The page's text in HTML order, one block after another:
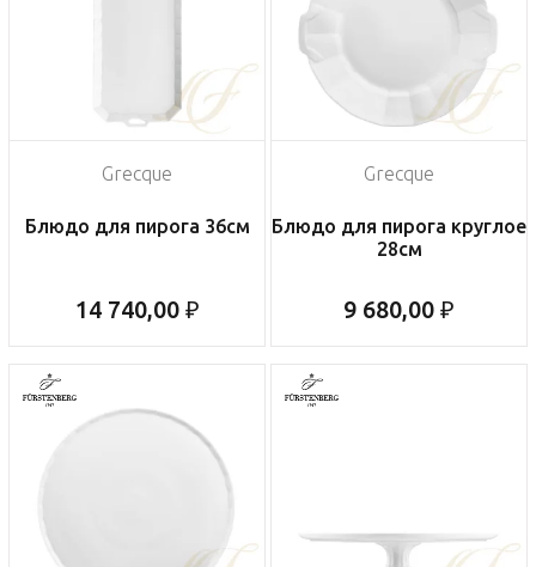
Grecque
Блюдо для пирога 36см
14 740,00 ₽
Grecque
Блюдо для пирога круглое
28см
9 680,00 ₽